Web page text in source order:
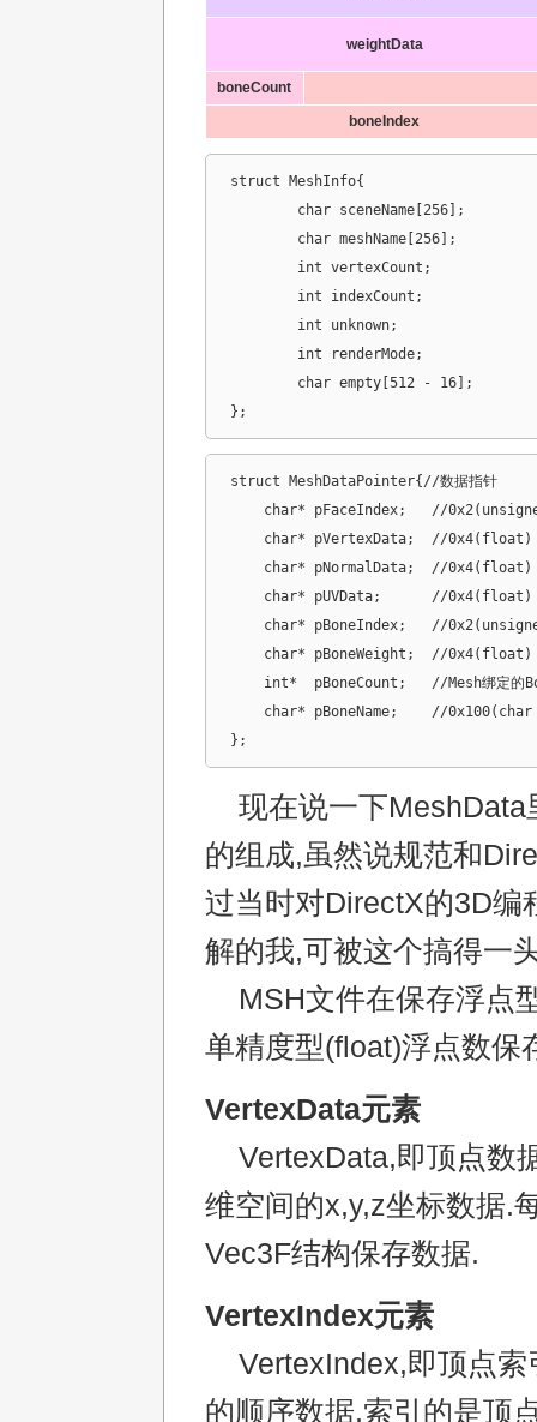
weightData
boneCount
boneIndex
struct MeshInfo{
};
struct MeshDataPointer{//数据指针
    char* pFaceIndex;	//0x2(unsigned short) * indexCount
    char* pVertexData;	//0x4(float) * 3 * vertexCount
    char* pNormalData;	//0x4(float) * 3 * vertexCount
    char* pUVData;	//0x4(float) * 2 * vertexCount
    char* pBoneIndex;	//0x2(unsigned short) * 4 vertexCount
    char* pBoneWeight;	//0x4(float) * 4 * vertexCount
    int*  pBoneCount;	//Mesh绑定的Bone数
    char* pBoneName;	//0x100(char [256]) * boneCount
};
现在说一下MeshData
的组成,虽然说规范和
过当时对DirectX的3D编
解的我,可被这个搞得
MSH文件在保存浮点
单精度型(float)浮点数保
VertexData元素
VertexData,即顶点数
维空间的x,y,z坐标数据.
Vec3F结构保存数据.
VertexIndex元素
VertexIndex,即顶点索
的顺序数据,索引的是顶